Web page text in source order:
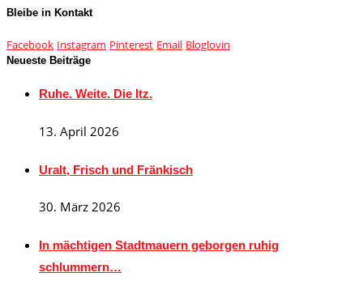
Bleibe in Kontakt
Facebook Instagram Pinterest Email Bloglovin
Neueste Beiträge
Ruhe. Weite. Die Itz.
13. April 2026
Uralt, Frisch und Fränkisch
30. März 2026
In mächtigen Stadtmauern geborgen ruhig
schlummern…